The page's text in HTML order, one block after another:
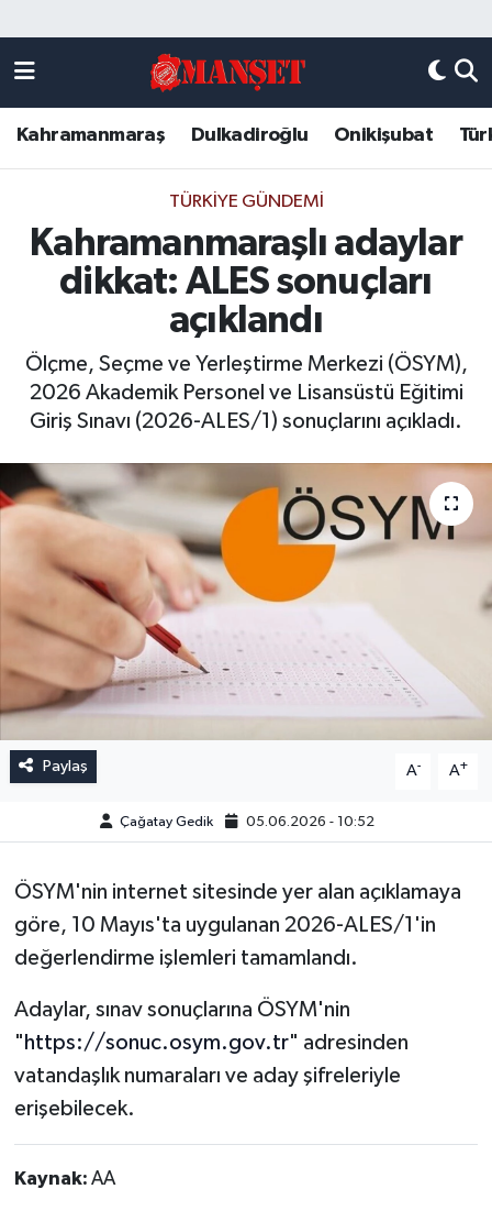
Kahramanmaraş Dulkadiroğlu Onikişubat
TÜRKIYE GÜNDEMI
Kahramanmaraşlı adaylar
dikkat: ALES sonuçları
açıklandı
Ölçme, Seçme ve Yerleştirme Merkezi (ÖSYM),
2026 Akademik Personel ve Lisansüstü Eğitimi
Giriş Sınavı (2026-ALES/1) sonuçlarını açıkladı.
Paylaş A- A+
Çağatay Gedik 05.06.2026 - 10:52
ÖSYM'nin internet sitesinde yer alan açıklamaya
göre, 10 Mayıs'ta uygulanan 2026-ALES/1'in
değerlendirme işlemleri tamamlandı.
Adaylar, sınav sonuçlarına ÖSYM'nin
" https://sonuc.osym.gov.tr" adresinden
vatandaşlık numaraları ve aday şifreleriyle
erişebilecek.
Kaynak: AA
DULKADİROĞLU
KAHRAMANMARAŞ
ONİKİŞUBAT
Künye
Kahramanmaraş Nöbetçi Eczaneler
Kahramanmaraş Hava Durumu
Kahramanmaraş Trafik Yoğunluk Haritası
Süper Lig Puan Durumu ve Fikstür
Son Dakika Haberleri
Haber Arşivi